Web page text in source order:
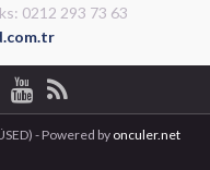
0212 293 73 63
- Powered by onculer.net